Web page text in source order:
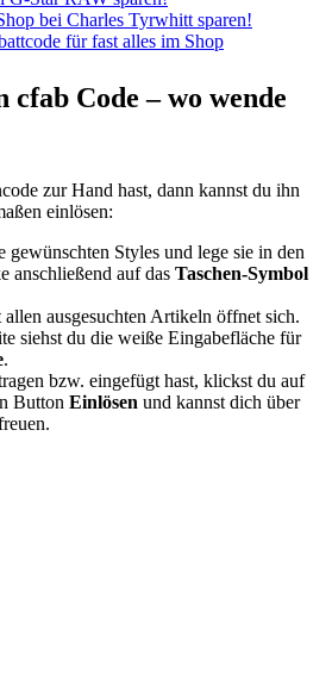
cfab Code – wo wende
zur Hand hast, dann kannst du ihn
einlösen:
gewünschten Styles und lege sie in den
anschließend auf das Taschen-Symbol
ausgesuchten Artikeln öffnet sich.
siehst du die weiße Eingabefläche für
.
bzw. eingefügt hast, klickst du auf
Button Einlösen und kannst dich über